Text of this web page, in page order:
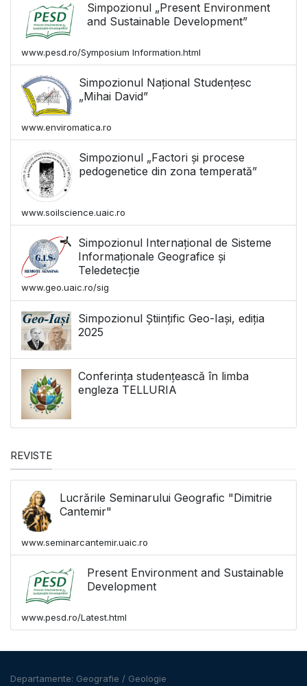
Simpozionul „Present Environment
and Sustainable Development”
www.pesd.ro/Symposium Information.html
Simpozionul Național Studențesc
„Mihai David”
www.enviromatica.ro
Simpozionul „Factori și procese
pedogenetice din zona temperată”
www.soilscience.uaic.ro
Simpozionul Internațional de Sisteme
Informaționale Geografice și
Teledetecție
www.geo.uaic.ro/sig
Simpozionul Științific Geo-Iași, ediția
2025
Conferința studențească în limba
engleza TELLURIA
REVISTE
Lucrările Seminarului Geografic "Dimitrie
Cantemir"
www.seminarcantemir.uaic.ro
Present Environment and Sustainable
Development
www.pesd.ro/Latest.html
Departamente: Geografie / Geologie